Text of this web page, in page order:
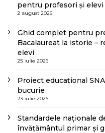
pentru profesori și elevi
2 august 2026
Ghid complet pentru
Bacalaureat la istorie –
elevi
25 iulie 2026
Proiect educațional
bucurie
23 iulie 2026
Standardele naționale
învățământul primar și